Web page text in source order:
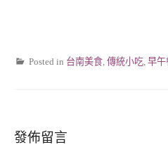
Posted in 台南美食 傳統小吃 早午
發佈留言